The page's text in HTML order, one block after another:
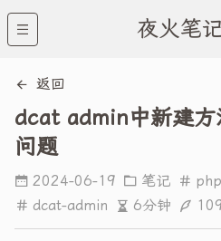
夜火笔
返回
dcat admin中新建方
问题
2024-06-19 笔记 php
dcat-admin
6分钟